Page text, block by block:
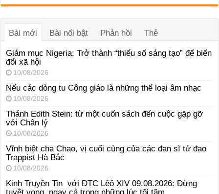
âm
Bài mới
Bài nổi bật Phản hồi Thẻ
Giám mục Nigeria: Trở thành “thiểu số sáng tạo” để biến
đổi xã hội
10/08/2026
Nếu các dòng tu Công giáo là những thể loại âm nhạc
10/08/2026
Thánh Edith Stein: từ một cuốn sách đến cuộc gặp gỡ
với Chân lý
10/08/2026
Vĩnh biệt cha Chao, vị cuối cùng của các đan sĩ tử đạo
Trappist Hà Bắc
10/08/2026
Kinh Truyền Tin với ĐTC Lêô XIV 09.08.2026: Đừng
tuyệt vọng, ngay cả trong những lúc tối tăm